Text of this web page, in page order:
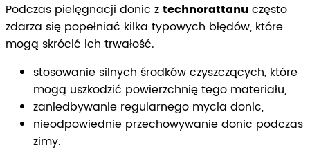
Podczas pielęgnacji donic ztechnorattanu często
zdarza się popełniać kilka typowych błędów, które
mogą skrócić ich trwałość.
stosowanie silnych środków czyszczących, które
mogą uszkodzić powierzchnię tego materiału,
zaniedbywanie regularnego mycia donic,
nieodpowiednie przechowywanie donic podczas
zimy.